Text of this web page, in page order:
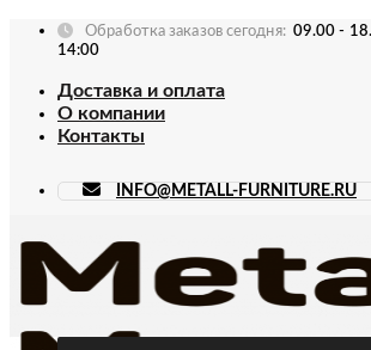
Skip
Обработка заказов сегодня: 09.00 -
14:00
Доставка и оплата
О компании
Контакты
INFO@METALL-FURNITURE.RU